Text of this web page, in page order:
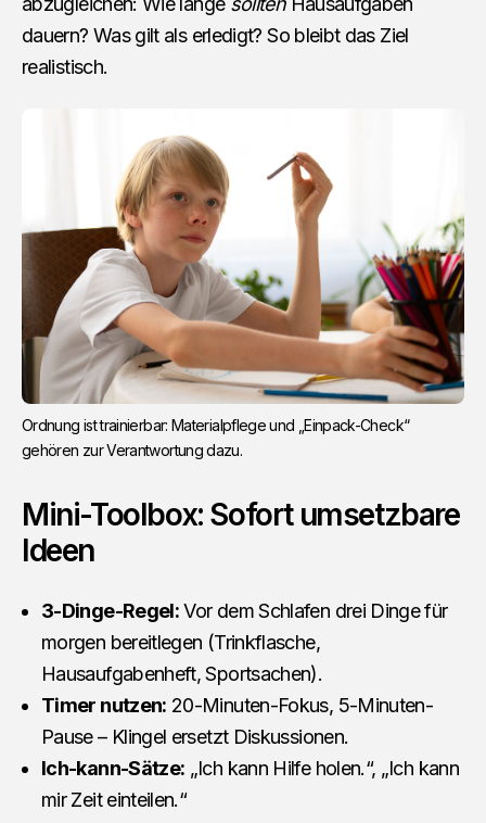
dauern? Was gilt als erledigt? So bleibt das Ziel
realistisch.
Ordnung ist trainierbar: Materialpflege und „Einpack-Check“
gehören zur Verantwortung dazu.
Mini-Toolbox: Sofort umsetzbare
Ideen
3-Dinge-Regel:Vor dem Schlafen drei Dinge für
morgen bereitlegen (Trinkflasche,
Hausaufgabenheft, Sportsachen).
Timer nutzen: 20-Minuten-Fokus, 5-Minuten-
Pause – Klingel ersetzt Diskussionen.
Ich-kann-Sätze: „Ich kann Hilfe holen.“, „Ich kann
mir Zeit einteilen.“